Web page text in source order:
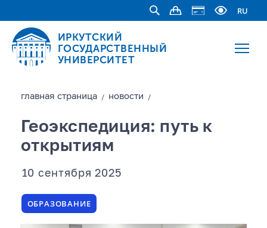
RU
ИРКУТСКИЙ
ГОСУДАРСТВЕННЫЙ
УНИВЕРСИТЕТ
главная страницa / новости /
Геоэкспедиция: путь к
открытиям
10 сентября 2025
ОБРАЗОВАНИЕ